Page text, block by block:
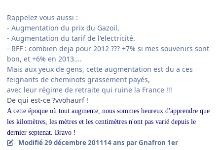
Rappelez vous aussi :
- Augmentation du prix du Gazoil,
- Augmentation du tarif de l'electricité.
- RFF : combien deja pour 2012 ??? +7% si mes souvenirs sont
bon, et +6% en 2013....
Mais aux yeux de gens, cette augmentation est du a ces
feignants de cheminots grassement payés,
avec leur régime de retraite qui ruine la France !!!
De qui est-ce ?vvohaurf !
A cette époque où tout augmente, nous sommes heureux d'apprendre que
les kilomètres, les mètres et les centimètres n'ont pas varié depuis le
dernier septenat. Bravo !
Modifié29 décembre 201114 ans par Gnafron 1er